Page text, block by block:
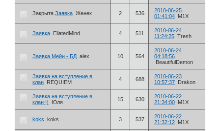
ЗакрытаЗаявка Женек 2 536
2010-06-25
01:41:04 M1X
Заявка EllatedMind 4 511
2010-06-24
11:24:25 Tresh
Заявка Мейн - БД alex 10 564
2010-06-24
04:18:56
BeautifulDemon
Заявка на вступление в
клан REQUIEM 4 688
2010-06-23
10:57:37 Drakon
Заявка на вступление в
клан=)
Юля 15 630
2010-06-22
21:34:00 M1X
koks koks 3 537
2010-06-22
21:32:12 M1X